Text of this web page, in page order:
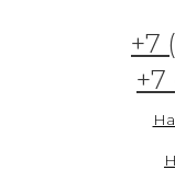
+7
+7
Арт.